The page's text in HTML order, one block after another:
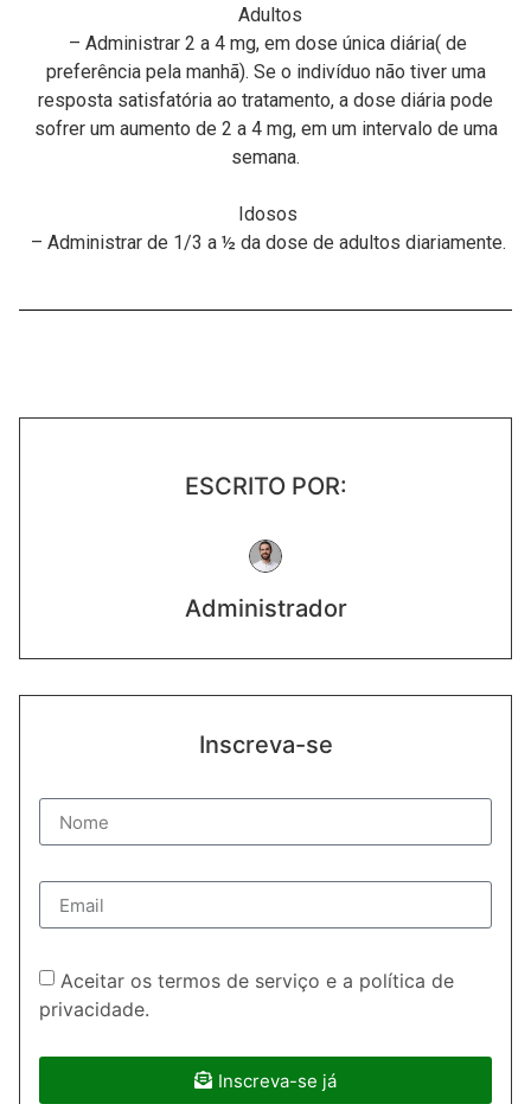
Adultos
– Administrar 2 a 4 mg, em dose única diária( de
preferência pela manhã). Se o indivíduo não tiver uma
resposta satisfatória ao tratamento, a dose diária pode
sofrer um aumento de 2 a 4 mg, em um intervalo de uma
semana.
Idosos
– Administrar de 1/3 a ½ da dose de adultos diariamente.
ESCRITO POR:
Administrador
Inscreva-se
Aceitar os termos de serviço e a política de
privacidade.
Inscreva-se já